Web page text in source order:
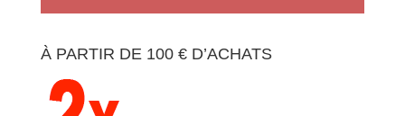
À PARTIR DE 100 € D’ACHATS